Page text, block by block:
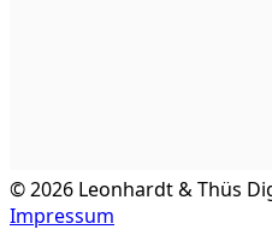
©2026 Leonhardt & Thüs
Impressum